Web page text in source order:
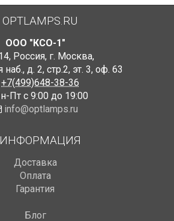
OPTLAMPS.RU
ООО "КСО-1"
, Россия, г. Москва,
д. 2, стр.2, эт. 3, оф. 63
+7(499)648-38-36
Пт с 9:00 до 19:00
info@optlamps.ru
ИНФОРМАЦИЯ
Доставка
Оплата
Гарантия
Блог